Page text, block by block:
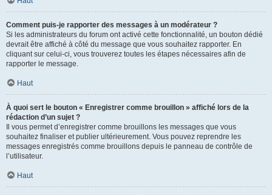
Comment puis-je rapporter des messages à un modérateur ?
Si les administrateurs du forum ont activé cette fonctionnalité, un bouton dédié
devrait être affiché à côté du message que vous souhaitez rapporter. En
cliquant sur celui-ci, vous trouverez toutes les étapes nécessaires afin de
rapporter le message.
Haut
À quoi sert le bouton « Enregistrer comme brouillon » affiché lors de la
rédaction d’un sujet ?
Il vous permet d’enregistrer comme brouillons les messages que vous
souhaitez finaliser et publier ultérieurement. Vous pouvez reprendre les
messages enregistrés comme brouillons depuis le panneau de contrôle de
l’utilisateur.
Haut